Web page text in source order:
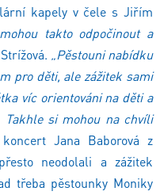
kapely v čele s Jiřím
takto odpočinout a
„Pěstouni nabídku
pro děti, ale zážitek sami
víc orientováni na děti a
Takhle si mohou na chvíli
Jana Baborová z
neodolali a zážitek
třeba pěstounky Moniky